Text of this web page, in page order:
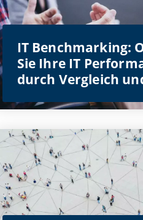
IT Benchmarking:
Sie Ihre IT
durch Vergleich